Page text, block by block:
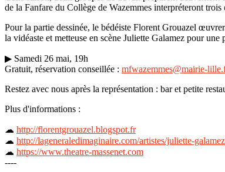
de la Fanfare du Collège de Wazemmes interpréteront
Pour la partie dessinée, le bédéiste Florent Grouazel
la vidéaste et metteuse en scène Juliette Galamez pour
▶ Samedi 26 mai, 19h
Gratuit, réservation conseillée : mfwazemmes@mairie-
Restez avec nous après la représentation : bar et petite
Plus d'informations :
☁ http://florentgrouazel.blogspot.fr
☁ http://lageneraledimaginaire.com/artistes/juliette-galamez
☁ https://www.theatre-massenet.com
----